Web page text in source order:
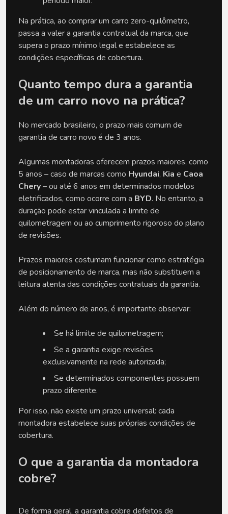
Na prática, ao comprar um carro zero-quilômetro,
passa a valer a garantia contratual da marca, que
supera o prazo mínimo legal e estabelece as
condições específicas de cobertura.
Quanto tempo dura a garantia
de um carro novo na prática?
No mercado brasileiro, o prazo mais comum de
garantia de carro novo é de 3 anos.
Algumas montadoras oferecem prazos maiores, como
5 anos – caso de marcas como Hyundai, Kia e Caoa
Chery – ou até 6 anos em determinados modelos
eletrificados, como ocorre com a BYD. No entanto, a
duração pode estar vinculada a limite de
quilometragem ou ao cumprimento rigoroso do plano
de revisões.
Prazos maiores costumam funcionar como estratégia
de posicionamento de marca, mas não substituem a
leitura atenta das condições contratuais da garantia.
Além do número de anos, é importante observar:
Se há limite de quilometragem;
Se a garantia exige revisões
exclusivamente na rede autorizada;
Se determinados componentes possuem
prazo diferente.
Por isso, não existe um prazo universal: cada
montadora estabelece suas próprias condições de
cobertura.
O que a garantia da montadora
cobre?
De forma geral, a garantia cobre defeitos de